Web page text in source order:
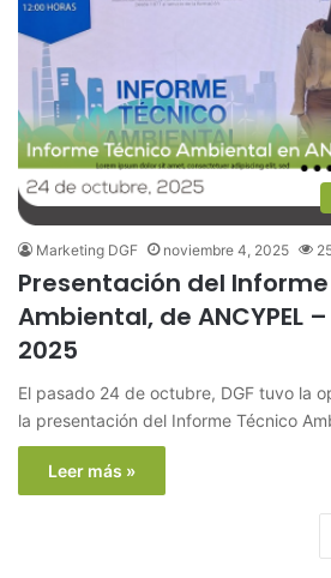
Marketing DGF noviembre 4, 2025
Presentación del
Ambiental, de ANCYPEL
2025
El pasado 24 de octubre, DGF tuvo la
la presentación del Informe Técnico
Leer más »